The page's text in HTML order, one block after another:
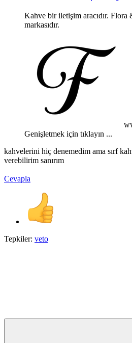
Kahve bir iletişim aracıdır.
markasıdır.
Genişletmek için tıklayın ...
kahvelerini hiç denemedim ama sırf
verebilirim sanırım
Cevapla
Tepkiler: veto